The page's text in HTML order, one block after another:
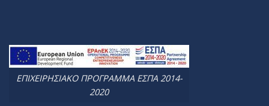
ΕΠΙΧΕΙΡΗΣΙΑΚΟ ΠΡΟΓΡΑΜΜΑ ΕΣΠΑ 2014-
2020